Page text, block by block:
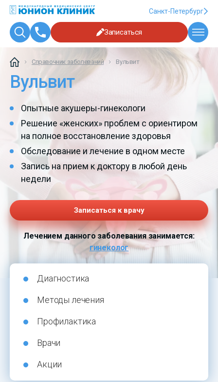
Санкт-Петербург
Записаться
Справочник заболеваний Вульвит
Вульвит
Опытные акушеры-гинекологи
Решение «женских» проблем с ориентиром
на полное восстановление здоровья
Обследование и лечение в одном месте
Запись на прием к доктору в любой день
недели
Записаться к врачу
Лечением данного заболевания занимается:
гинеколог
Диагностика
Методы лечения
Профилактика
Врачи
Акции